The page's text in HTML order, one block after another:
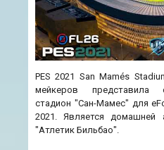
PES 2021 San Mamés
мейкеров представила
стадион "Сан-Мамес" для
2021. Является домашней
"Атлетик Бильбао".